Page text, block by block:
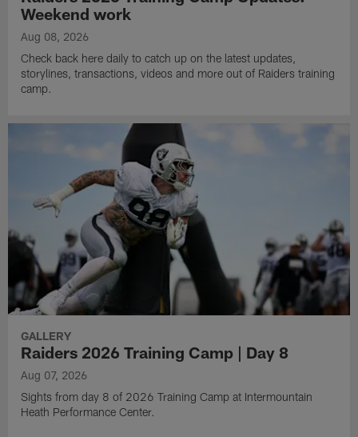
Weekend work
Aug 08, 2026
Check back here daily to catch up on the latest updates,
storylines, transactions, videos and more out of Raiders training
camp.
GALLERY
Raiders 2026 Training Camp | Day 8
Aug 07, 2026
Sights from day 8 of 2026 Training Camp at Intermountain
Heath Performance Center.